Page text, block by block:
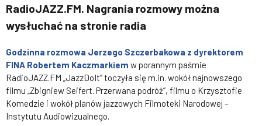
RadioJAZZ.FM. Nagrania rozmowy można
wysłuchać na stronie radia
Godzinna rozmowa Jerzego Szczerbakowa z dyrektorem
FINA Robertem Kaczmarkiem w porannym paśmie
RadioJAZZ.FM „JazzDoIt” toczyła się m.in. wokół najnowszego
filmu „Zbigniew Seifert. Przerwana podróż”, filmu o Krzysztofie
Komedzie i wokół planów jazzowych Filmoteki Narodowej –
Instytutu Audiowizualnego.